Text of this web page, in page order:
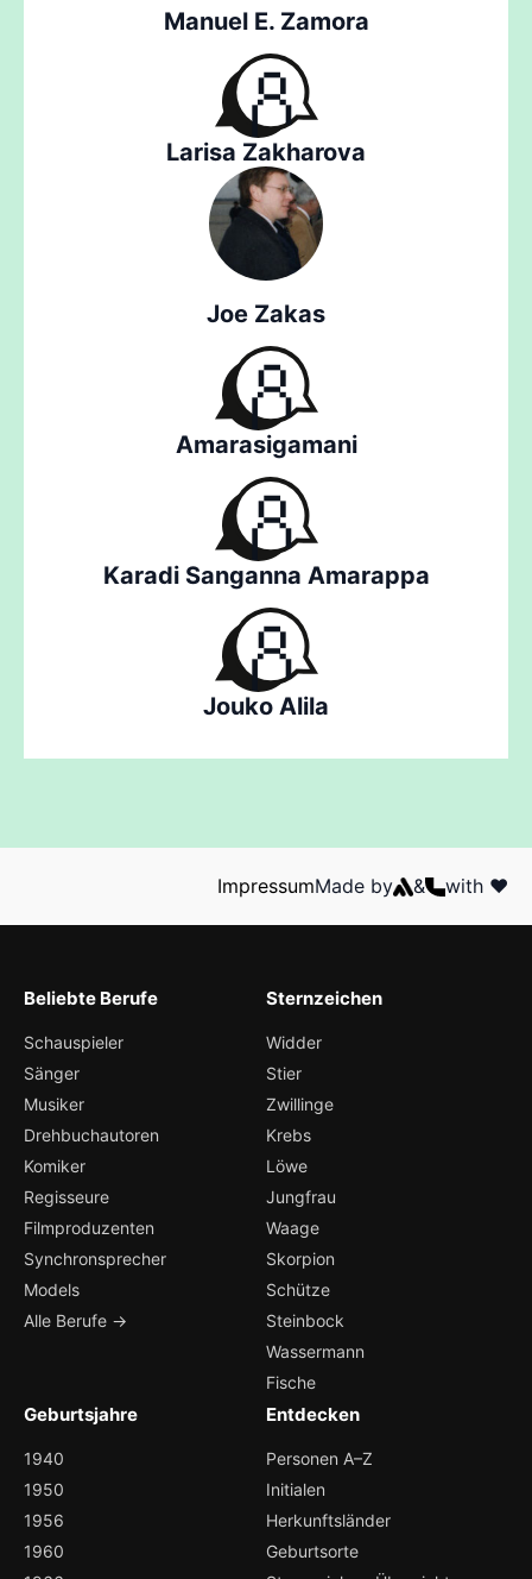
Manuel E. Zamora
Larisa Zakharova
Joe Zakas
Amarasigamani
Karadi Sanganna Amarappa
Jouko Alila
ImpressumMade by & with ❤️
Beliebte Berufe
Schauspieler
Sänger
Musiker
Drehbuchautoren
Komiker
Regisseure
Filmproduzenten
Synchronsprecher
Models
Alle Berufe →
Sternzeichen
Widder
Stier
Zwillinge
Krebs
Löwe
Jungfrau
Waage
Skorpion
Schütze
Steinbock
Wassermann
Fische
Geburtsjahre
1940
1950
1956
1960
Entdecken
Personen A–Z
Initialen
Herkunftsländer
Geburtsorte